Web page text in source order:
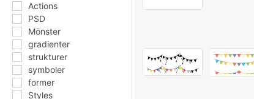
Actions
PSD
Mönster
gradienter
strukturer
symboler
former
Styles